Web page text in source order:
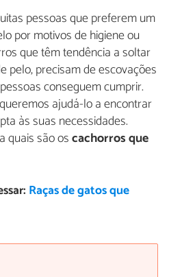
pessoas que preferem um
por motivos de higiene ou
que têm tendência a soltar
pelo, precisam de escovações
conseguem cumprir.
ajudá-lo a encontrar
às suas necessidades.
quais são oscachorros que
Raças de gatos que